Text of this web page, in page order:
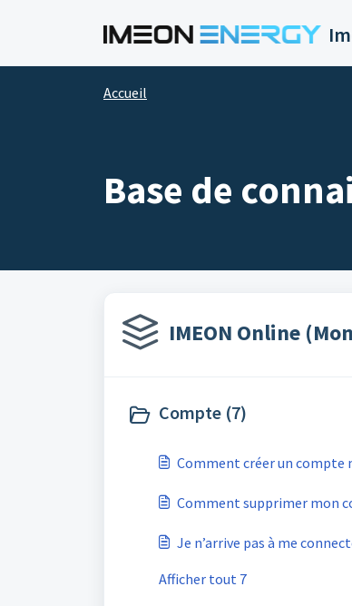
Accueil
Base de
IMEON Online
Compte (7)
Comment créer un compte
Comment supprimer mon
Je n’arrive pas à me
Afficher tout 7